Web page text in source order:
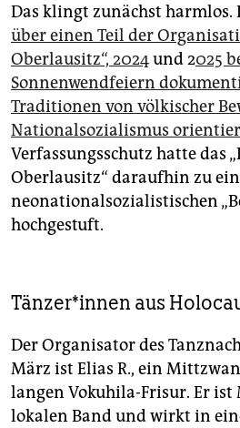
Das klingt zunächst harmlos.
über einen Teil der
Oberlausitz“, 2024und 2025
Sonnenwendfeiern
Traditionen von völkischer
Nationalsozialismus
Verfassungsschutz hatte das
Oberlausitz“ daraufhin zu
neonationalsozialistischen
hochgestuft.
Tän­ze­r*in­nen aus
Der Organisator des
März ist Elias R., ein
langen Vokuhila-Frisur. Er
lokalen Band und wirkt in